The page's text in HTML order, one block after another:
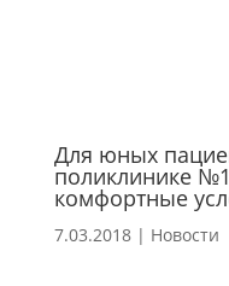
Для юных
поликлинике
комфортные
7.03.2018| Новости